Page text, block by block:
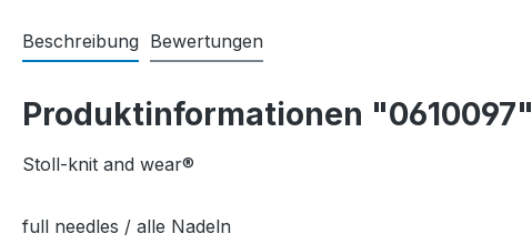
Beschreibung Bewertungen
Produktinformationen "0610097"
Stoll-knit and wear®
full needles / alle Nadeln